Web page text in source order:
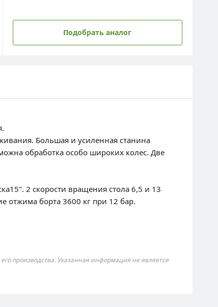
Подобрать аналог
Большая и усиленная станина
обработка особо широких колес. Две
2 скорости вращения стола 6,5 и 13
отжима борта 3600 кг при 12 бар.
производства. Указанная информация не является